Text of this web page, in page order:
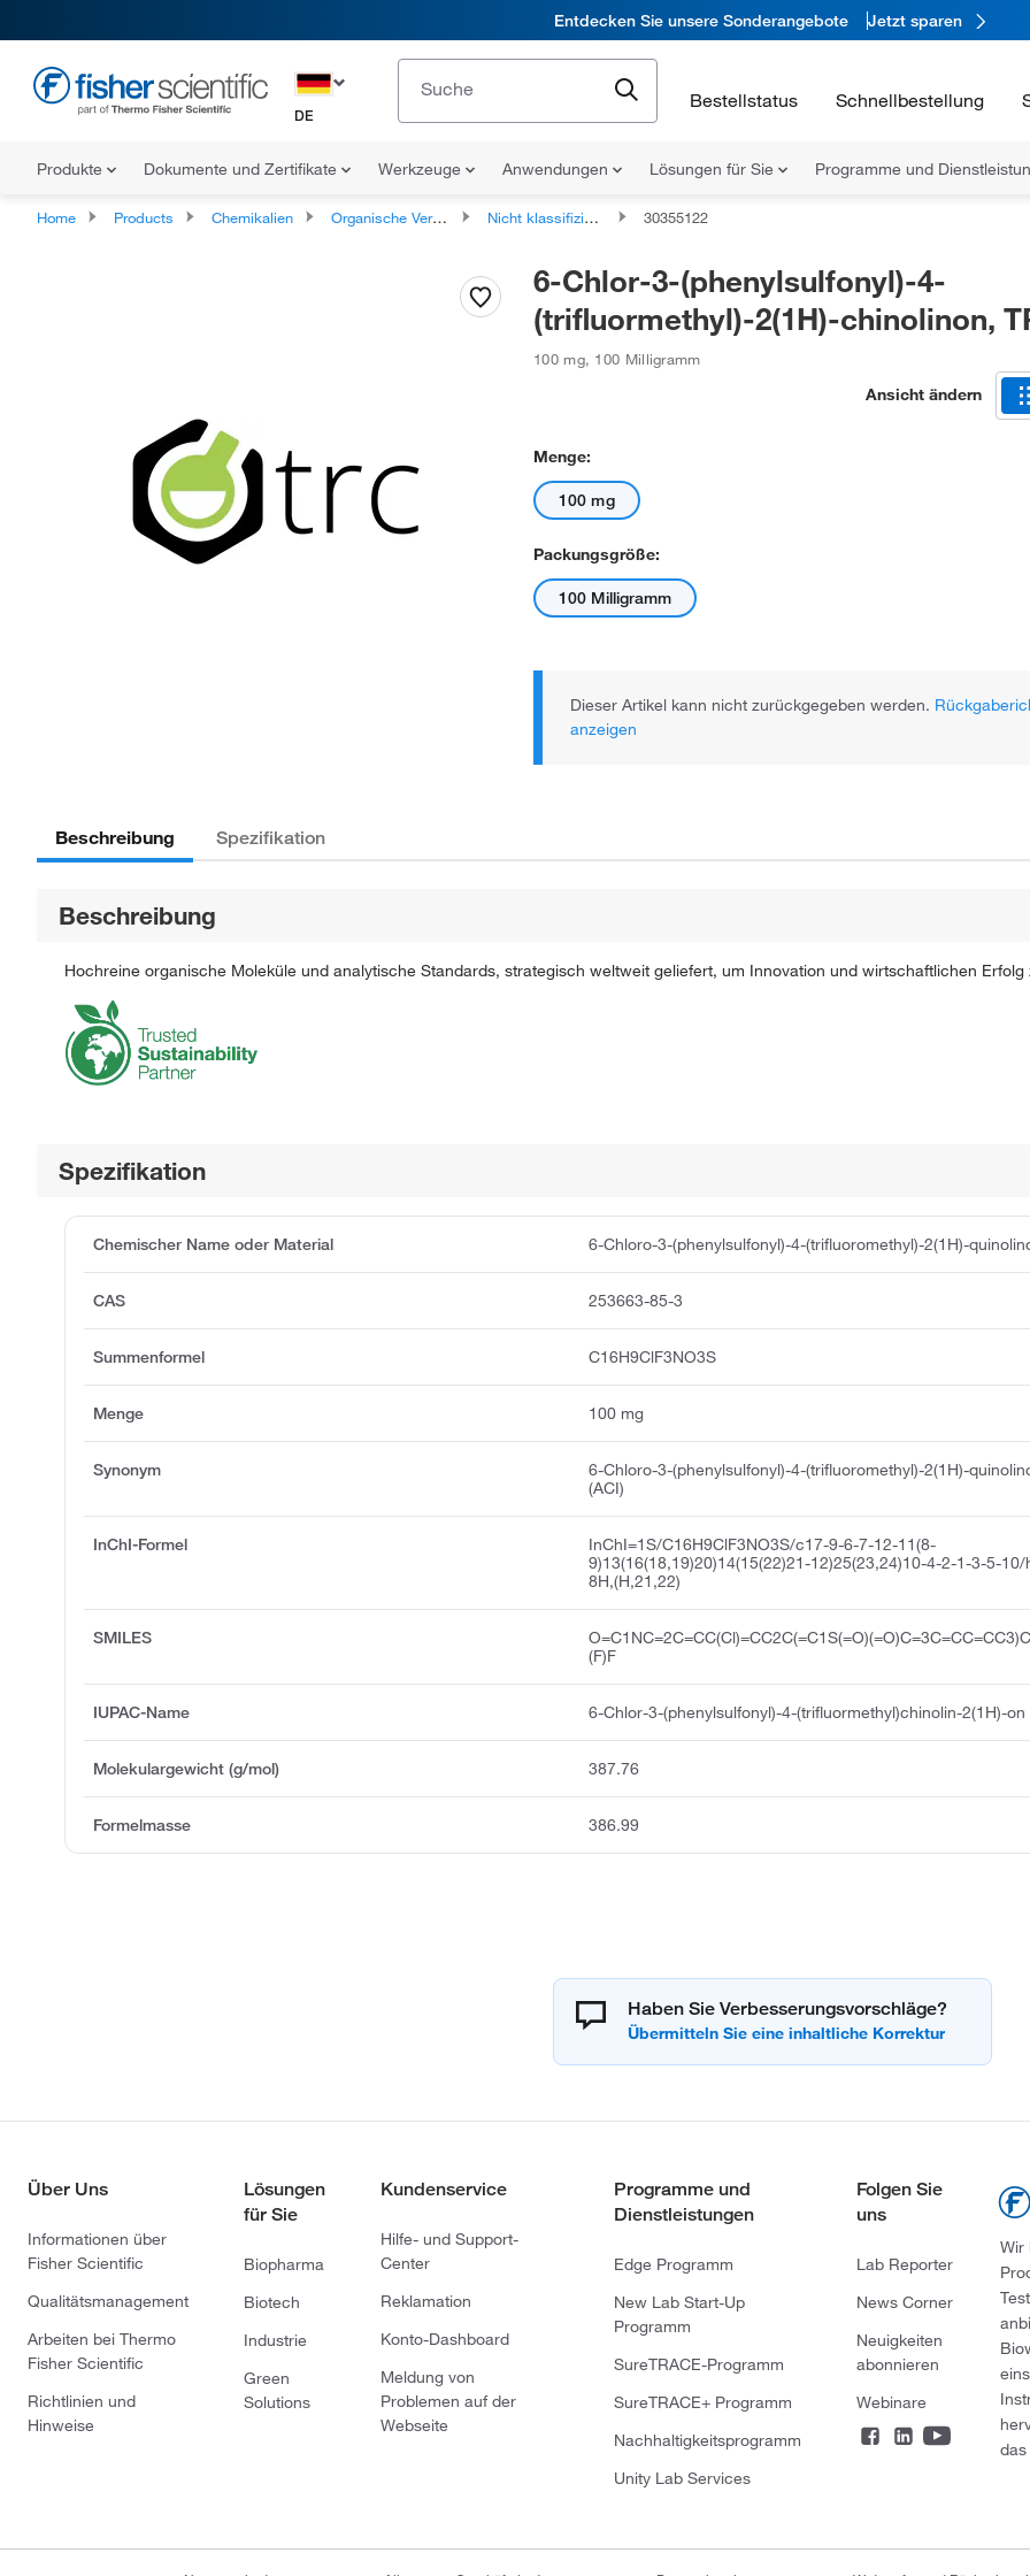
Entdecken Sie unsere Sonderangebote Jetzt sparen
DE
Bestellstatus Schnellbestellung
Produkte Dokumente und Zertifikate Werkzeuge Anwendungen Lösungen für Sie Programme und
Home Products Chemikalien Organische Verbindungen Nicht klassifizierte organische Verbindungen 30355122
6-Chlor-3-(phenylsulfonyl)-4-
(trifluormethyl)-2(1H)-chinolinon,
100 mg, 100 Milligramm
Ansicht ändern
Menge:
100 mg
Packungsgröße:
100 Milligramm
Dieser Artikel kann nicht zurückgegeben werden.
anzeigen
Beschreibung Spezifikation
Beschreibung
Hochreine organische Moleküle und analytische Standards, strategisch weltweit geliefert, um Innovation und wirtschaftlichen Erfolg
Spezifikation
Chemischer Name oder Material 6-Chloro-3-(phenylsulfonyl)-4-(trifluoromethyl)-2(1H)-
CAS 253663-85-3
Summenformel C16H9ClF3NO3S
Menge 100 mg
Synonym
6-Chloro-3-(phenylsulfonyl)-4-(trifluoromethyl)-2(1H)-
(ACI)
InChI-Formel
InChI=1S/C16H9ClF3NO3S/c17-9-6-7-12-11(8-
9)13(16(18,19)20)14(15(22)21-12)25(23,24)10-4-2-1-3-5-10/
8H,(H,21,22)
SMILES
(F)F
IUPAC-Name 6-Chlor-3-(phenylsulfonyl)-4-(trifluormethyl)chinolin-2(1H)-on
Molekulargewicht (g/mol) 387.76
Formelmasse 386.99
Haben Sie Verbesserungsvorschläge?
Über Uns
Informationen über
Fisher Scientific
Qualitätsmanagement
Arbeiten bei Thermo
Fisher Scientific
Richtlinien und
Hinweise
Lösungen
für Sie
Biopharma
Biotech
Industrie
Green
Solutions
Kundenservice
Hilfe- und Support-
Center
Reklamation
Konto-Dashboard
Meldung von
Problemen auf der
Webseite
Programme und
Dienstleistungen
Edge Programm
New Lab Start-Up
Programm
SureTRACE-Programm
SureTRACE+ Programm
Nachhaltigkeitsprogramm
Unity Lab Services
Folgen Sie
uns
Lab Reporter
News Corner
Neuigkeiten
abonnieren
Webinare
Wir